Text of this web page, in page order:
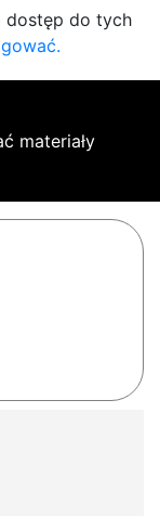
dostęp do tych
materiały